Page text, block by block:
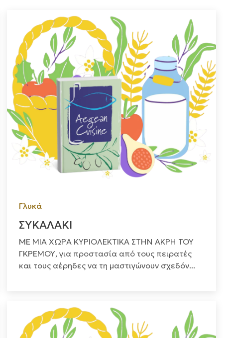
Γλυκά
ΣΥΚΑΛΑΚΙ
ΜΕ ΜΙΑ ΧΩΡΑ ΚΥΡΙΟΛΕΚΤΙΚΑ ΣΤΗΝ ΑΚΡΗ ΤΟΥ
ΓΚΡΕΜΟΥ, για προστασία από τους πειρατές
και τους αέρηδες να τη μαστιγώνουν σχεδόν...